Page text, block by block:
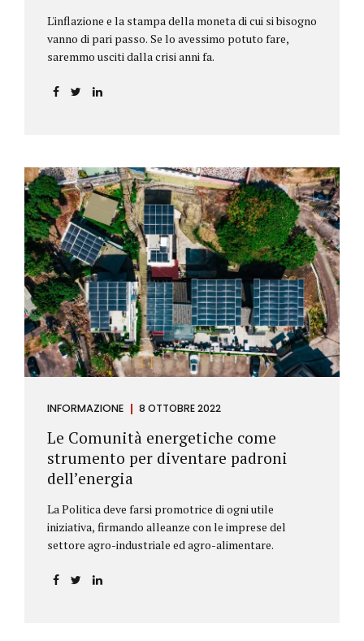
L'inflazione e la stampa della moneta di cui si bisogno
vanno di pari passo. Se lo avessimo potuto fare,
saremmo usciti dalla crisi anni fa.
INFORMAZIONE 8 OTTOBRE 2022
Le Comunità energetiche come
strumento per diventare padroni
dell’energia
La Politica deve farsi promotrice di ogni utile
iniziativa, firmando alleanze con le imprese del
settore agro-industriale ed agro-alimentare.